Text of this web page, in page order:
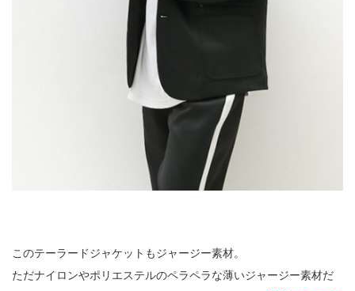
このテーラードジャケットもジャージー素材。
ただナイロンやポリエステルのペラペラな薄いジャージー素材だ